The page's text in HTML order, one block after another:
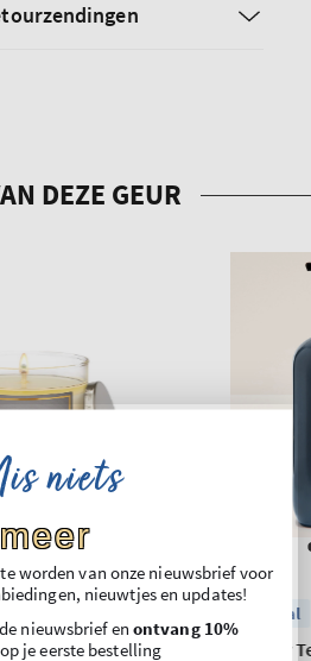
niets
meer
worden van onze nieuwsbrief voor
nieuwtjes en updates!
nieuwsbrief en ontvang 10%
je eerste bestelling